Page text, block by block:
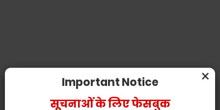
×
Important Notice
सूचनाओं के लिए फेसबुक